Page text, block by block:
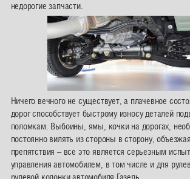
недорогие запчасти.
Ничего вечного не существует, а плачевное
дорог способствует быстрому износу деталей
поломкам. Выбоины, ямы, кочки на дорогах,
постоянно вилять из стороны в сторону,
препятствия – все это является серьезным
управления автомобилем, в том числе и для
рулевой колонки автомобиля Газель.